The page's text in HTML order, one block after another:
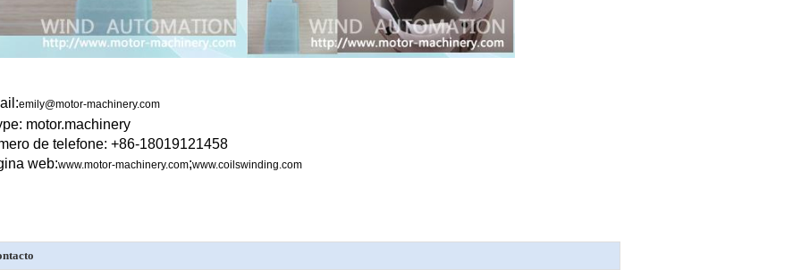
emily@motor-machinery.com
motor.machinery
de telefone: +86-18019121458
web:www.motor-machinery.com;www.coilswinding.com